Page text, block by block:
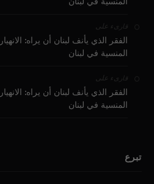
قارىء على
الفقر الذي يأنف لبنان أن يراه:
المنسية في لبنان
قارىء على
الفقر الذي يأنف لبنان أن يراه:
المنسية في لبنان
تبرع